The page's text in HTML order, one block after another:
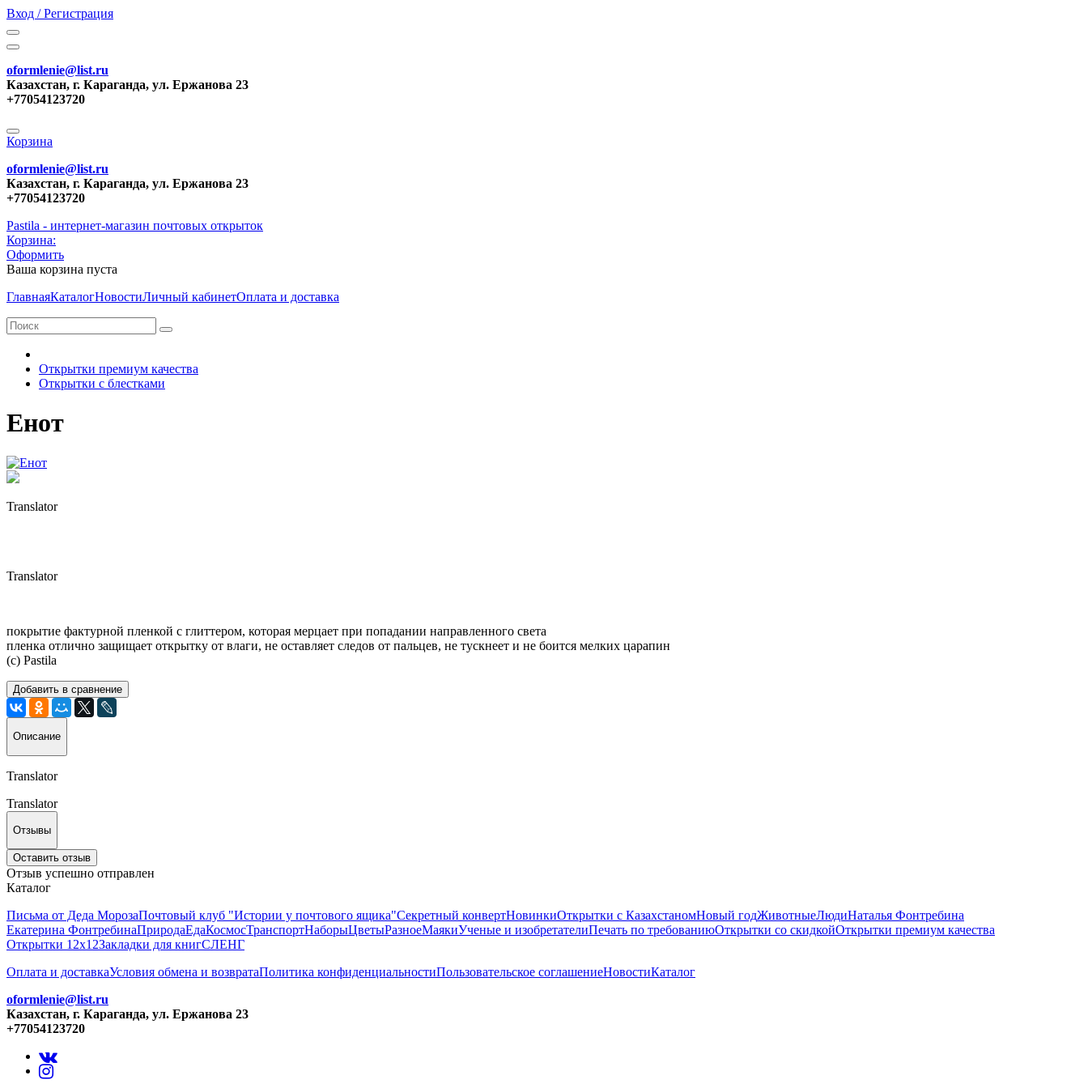
Вход / Регистрация
oformlenie@list.ru
Казахстан, г. Караганда, ул. Ержанова 23
+77054123720
Корзина
oformlenie@list.ru
Казахстан, г. Караганда, ул. Ержанова 23
+77054123720
Pastila - интернет-магазин почтовых открыток
Корзина:
Оформить
Ваша корзина пуста
ГлавнаяКаталогНовостиЛичный кабинетОплата и доставка
Открытки премиум качества
Открытки с блестками
Енот
Translator
Translator
покрытие фактурной пленкой с глиттером, которая мерцает при попадании направленного света
пленка отлично защищает открытку от влаги, не оставляет следов от пальцев, не тускнеет и не боится мелких царапин
(с) Pastila
Добавить в сравнение
Описание
Translator
Translator
Отзывы
Оставить отзыв
Отзыв успешно отправлен
Каталог
Письма от Деда МорозаПочтовый клуб "Истории у почтового ящика"Секретный конвертНовинкиОткрытки с КазахстаномНовый годЖивотныеЛюдиНаталья Фонтребина
Екатерина ФонтребинаПриродаЕдаКосмосТранспортНаборыЦветыРазноеМаякиУченые и изобретателиПечать по требованиюОткрытки со скидкойОткрытки премиум качества
Открытки 12х12Закладки для книгСЛЕНГ
Оплата и доставкаУсловия обмена и возвратаПолитика конфиденциальностиПользовательское соглашениеНовостиКаталог
oformlenie@list.ru
Казахстан, г. Караганда, ул. Ержанова 23
+77054123720